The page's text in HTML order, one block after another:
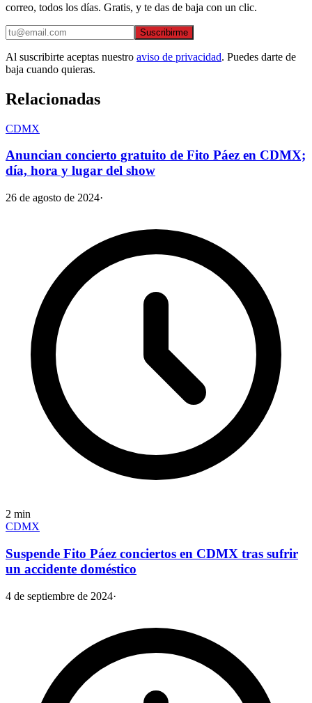
correo, todos los días. Gratis, y te das de baja con un clic.
Suscribirme
Al suscribirte aceptas nuestro aviso de privacidad. Puedes darte de
baja cuando quieras.
Relacionadas
CDMX
Anuncian concierto gratuito de Fito Páez en CDMX;
día, hora y lugar del show
26 de agosto de 2024·
2 min
CDMX
Suspende Fito Páez conciertos en CDMX tras sufrir
un accidente doméstico
4 de septiembre de 2024·